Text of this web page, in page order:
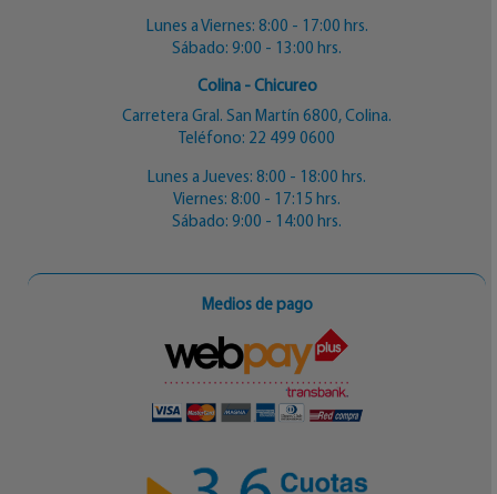
Lunes a Viernes: 8:00 - 17:00 hrs.
Sábado: 9:00 - 13:00 hrs.
Colina - Chicureo
Carretera Gral. San Martín 6800, Colina.
Teléfono: 22 499 0600
Lunes a Jueves: 8:00 - 18:00 hrs.
Viernes: 8:00 - 17:15 hrs.
Sábado: 9:00 - 14:00 hrs.
Medios de pago